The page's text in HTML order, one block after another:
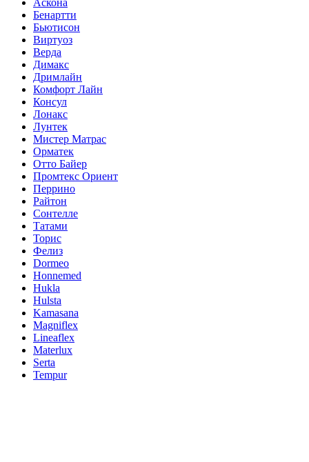
Аскона
Бенартти
Бьютисон
Виртуоз
Верда
Димакс
Дримлайн
Комфорт Лайн
Консул
Лонакс
Лунтек
Мистер Матрас
Орматек
Отто Байер
Промтекс Ориент
Перрино
Райтон
Сонтелле
Татами
Торис
Фелиз
Dormeo
Honnemed
Hukla
Hulsta
Kamasana
Magniflex
Lineaflex
Materlux
Serta
Tempur